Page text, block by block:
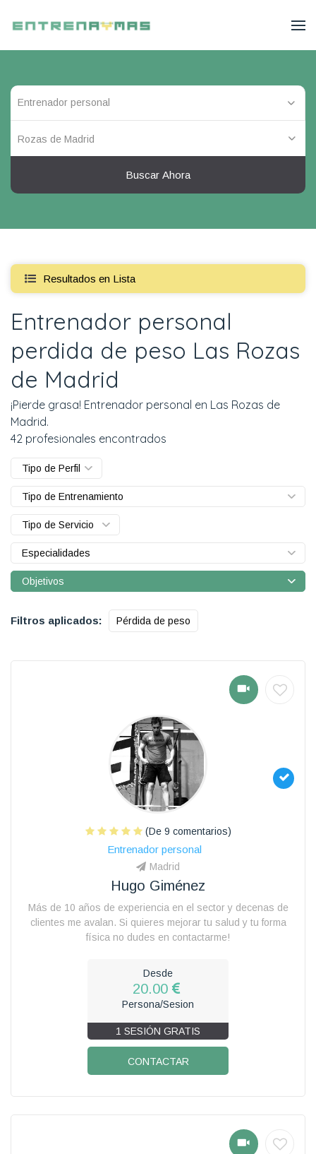
Rozas de Madrid
Buscar Ahora
Resultados en Lista
Entrenador personal
perdida de peso Las Rozas
de Madrid
¡Pierde grasa! Entrenador personal en Las Rozas de
Madrid.
42 profesionales encontrados
Tipo de Perfil
Tipo de Entrenamiento
Tipo de Servicio
Especialidades
Objetivos
Filtros aplicados: Pérdida de peso
(De 9 comentarios)
Entrenador personal
Madrid
Hugo Giménez
Más de 10 años de experiencia en el sector y decenas de
clientes me avalan. Si quieres mejorar tu salud y tu forma
física no dudes en contactarme!
Desde
20.00
Persona/Sesion
1 SESIÓN GRATIS
CONTACTAR